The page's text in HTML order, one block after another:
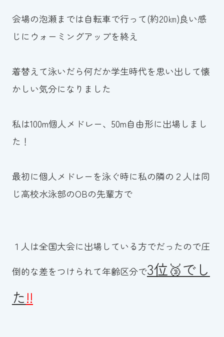
会場の泡瀬までは自転車で行って(約20㎞)良い感
じにウォーミングアップを終え
着替えて泳いだら何だか学生時代を思い出して懐
かしい気分になりました
私は100m個人メドレー、50m自由形に出場しまし
た！
最初に個人メドレーを泳ぐ時に私の隣の２人は同
じ高校水泳部のOBの先輩方で
１人は全国大会に出場している方でだったので圧
倒的な差をつけられて年齢区分で3位🥉でし
た!!